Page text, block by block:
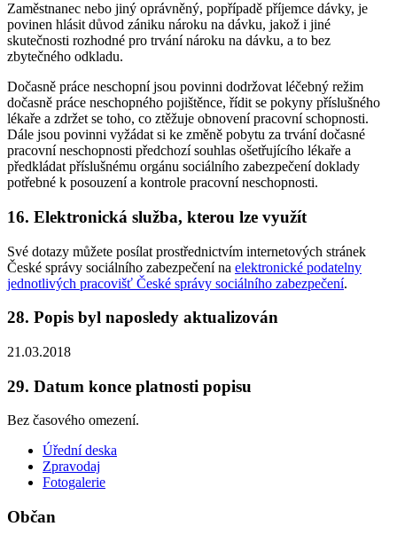
Zaměstnanec nebo jiný oprávněný, popřípadě příjemce dávky, je
povinen hlásit důvod zániku nároku na dávku, jakož i jiné
skutečnosti rozhodné pro trvání nároku na dávku, a to bez
zbytečného odkladu.
Dočasně práce neschopní jsou povinni dodržovat léčebný režim
dočasně práce neschopného pojištěnce, řídit se pokyny příslušného
lékaře a zdržet se toho, co ztěžuje obnovení pracovní schopnosti.
Dále jsou povinni vyžádat si ke změně pobytu za trvání dočasné
pracovní neschopnosti předchozí souhlas ošetřujícího lékaře a
předkládat příslušnému orgánu sociálního zabezpečení doklady
potřebné k posouzení a kontrole pracovní neschopnosti.
16. Elektronická služba, kterou lze využít
Své dotazy můžete posílat prostřednictvím internetových stránek
České správy sociálního zabezpečení na elektronické podatelny
jednotlivých pracovišť České správy sociálního zabezpečení.
28. Popis byl naposledy aktualizován
21.03.2018
29. Datum konce platnosti popisu
Bez časového omezení.
Úřední deska
Zpravodaj
Fotogalerie
Občan